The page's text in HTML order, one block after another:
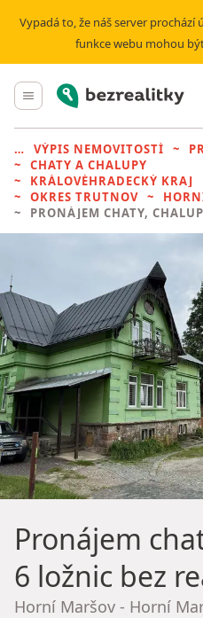
Vypadá to, že náš server
funkce webu mohou
Hlavní menu
Bezrealitky
VÝPIS NEMOVITOSTÍ
CHATY A CHALUPY
KRÁLOVÉHRADECKÝ KRAJ
OKRES TRUTNOV
PRONÁJEM CHATY,
Pronájem
6 ložnic bez
Horní Maršov - Horní